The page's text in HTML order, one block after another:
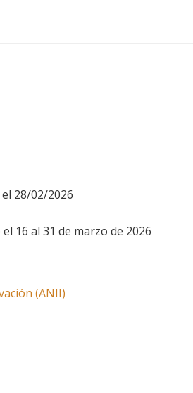
28/02/2026
16 al 31 de marzo de 2026
(ANII)